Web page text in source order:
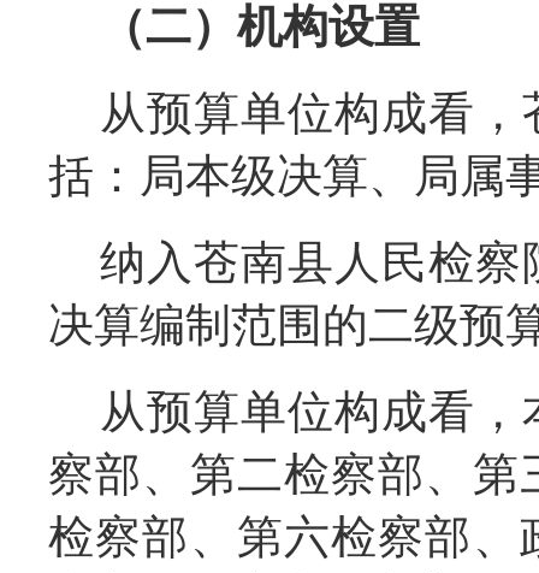
（二）机构设置
从预算单位构成看
括：局本级决算、局属
纳入苍南县人民检察
决算编制范围的二级预
从预算单位构成看
察部、第二检察部、
检察部、第六检察部